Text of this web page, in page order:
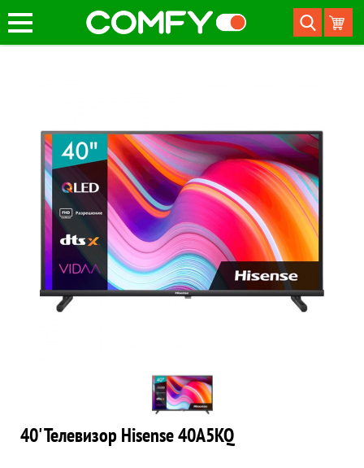
40' Телевизор Hisense 40A5KQ